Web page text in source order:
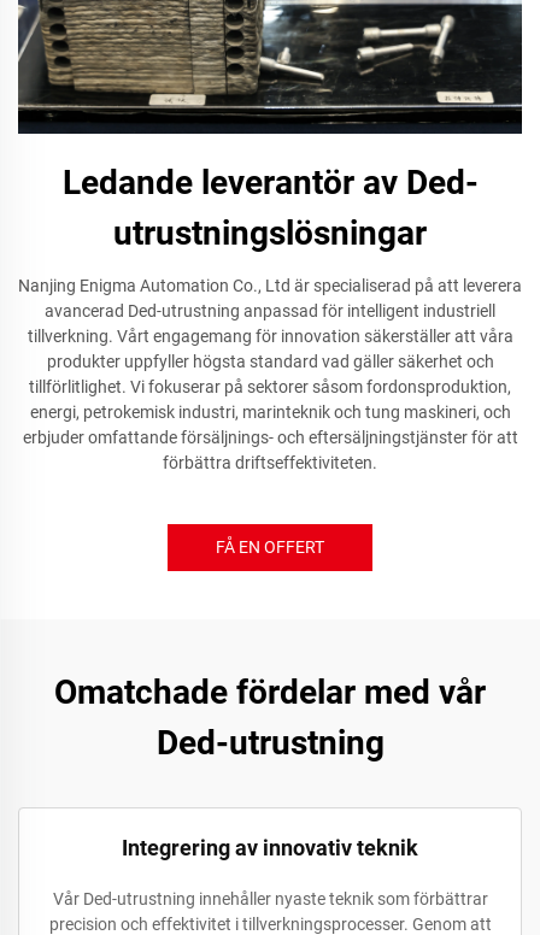
Ledande leverantör av Ded-
utrustningslösningar
Nanjing Enigma Automation Co., Ltd är specialiserad på att leverera
avancerad Ded-utrustning anpassad för intelligent industriell
tillverkning. Vårt engagemang för innovation säkerställer att våra
produkter uppfyller högsta standard vad gäller säkerhet och
tillförlitlighet. Vi fokuserar på sektorer såsom fordonsproduktion,
energi, petrokemisk industri, marinteknik och tung maskineri, och
erbjuder omfattande försäljnings- och eftersäljningstjänster för att
förbättra driftseffektiviteten.
FÅ EN OFFERT
Omatchade fördelar med vår
Ded-utrustning
Integrering av innovativ teknik
Vår Ded-utrustning innehåller nyaste teknik som förbättrar
precision och effektivitet i tillverkningsprocesser. Genom att